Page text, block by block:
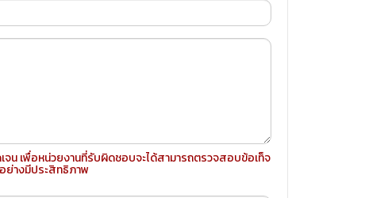
น เพื่อหน่วยงานที่รับผิดชอบจะได้สามารถตรวจสอบข้อเท็จ
ย่างมีประสิทธิภาพ